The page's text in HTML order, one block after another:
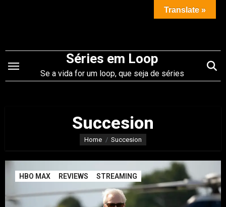
conteúdo
Séries em Loop
Se a vida for um loop, que seja de séries
Succesion
Home Succesion
HBO MAX REVIEWS STREAMING
Translate »